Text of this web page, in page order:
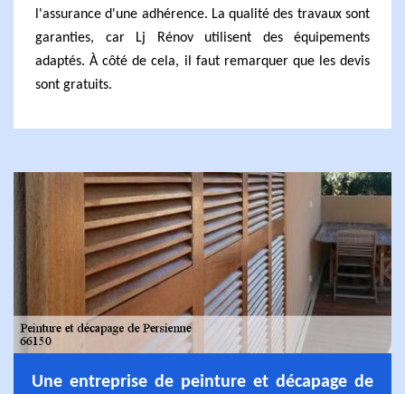
l'assurance d'une adhérence. La qualité des travaux sont
garanties, car Lj Rénov utilisent des équipements
adaptés. À côté de cela, il faut remarquer que les devis
sont gratuits.
Une entreprise de peinture et décapage de